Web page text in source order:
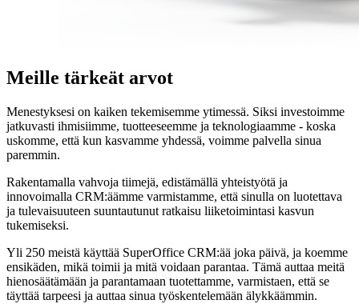
Meille tärkeät arvot
Menestyksesi on kaiken tekemisemme ytimessä. Siksi investoimme
jatkuvasti ihmisiimme, tuotteeseemme ja teknologiaamme - koska
uskomme, että kun kasvamme yhdessä, voimme palvella sinua
paremmin.
Rakentamalla vahvoja tiimejä, edistämällä yhteistyötä ja
innovoimalla CRM:äämme varmistamme, että sinulla on luotettava
ja tulevaisuuteen suuntautunut ratkaisu liiketoimintasi kasvun
tukemiseksi.
Yli 250 meistä käyttää SuperOffice CRM:ää joka päivä, ja koemme
ensikäden, mikä toimii ja mitä voidaan parantaa. Tämä auttaa meitä
hienosäätämään ja parantamaan tuotettamme, varmistaen, että se
täyttää tarpeesi ja auttaa sinua työskentelemään älykkäämmin.